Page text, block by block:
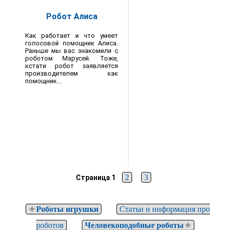
Робот Алиса
Как работает и что умеет
голосовой помощник Алиса.
Раньше мы вас знакомили с
роботом Марусей. Тоже,
кстати робот заявляется
производителем как
помощник...
Страница 1 2 3
Роботы игрушки
Статьи и информация про
роботов
Человекоподобные роботы